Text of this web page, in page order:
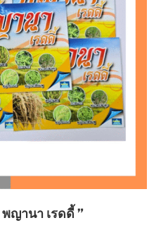
พญานา เรดดี้ ”